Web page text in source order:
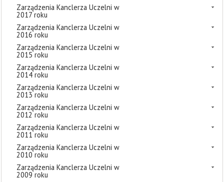
Zarządzenia Kanclerza Uczelni w
2017 roku
Zarządzenia Kanclerza Uczelni w
2016 roku
Zarządzenia Kanclerza Uczelni w
2015 roku
Zarządzenia Kanclerza Uczelni w
2014 roku
Zarządzenia Kanclerza Uczelni w
2013 roku
Zarządzenia Kanclerza Uczelni w
2012 roku
Zarządzenia Kanclerza Uczelni w
2011 roku
Zarządzenia Kanclerza Uczelni w
2010 roku
Zarządzenia Kanclerza Uczelni w
2009 roku